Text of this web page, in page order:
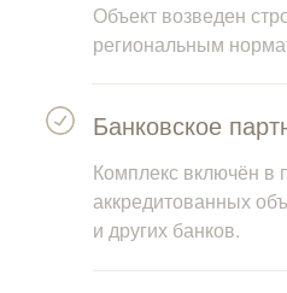
Комплекс включён в
аккредитованных
и других банков.
Банковское
Объект возведен
региональным